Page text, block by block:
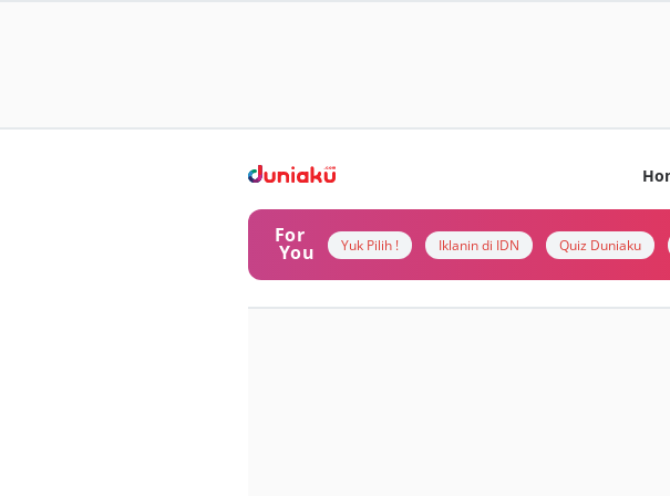
For
You Yuk Pilih ! Iklanin di IDN Quiz Duniaku